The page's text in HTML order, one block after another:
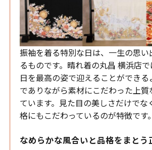
振袖を着る特別な日は、一生の思い
るものです。晴れ着の丸昌 横浜店
日を最高の姿で迎えることができ
でありながら素材にこだわった上質
ています。見た目の美しさだけでな
格にもこだわっているのが特徴です。
なめらかな風合いと品格をまとう